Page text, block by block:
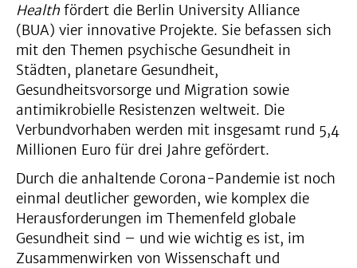
Health fördert die Berlin University Alliance
(BUA) vier innovative Projekte. Sie befassen sich
mit den Themen psychische Gesundheit in
Städten, planetare Gesundheit,
Gesundheitsvorsorge und Migration sowie
antimikrobielle Resistenzen weltweit. Die
Verbundvorhaben werden mit insgesamt rund 5,4
Millionen Euro für drei Jahre gefördert.
Durch die anhaltende Corona-Pandemie ist noch
einmal deutlicher geworden, wie komplex die
Herausforderungen im Themenfeld globale
Gesundheit sind – und wie wichtig es ist, im
Zusammenwirken von Wissenschaft und